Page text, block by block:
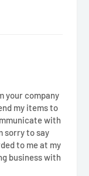
your company
my items to
with
sorry to say
to me at my
business with